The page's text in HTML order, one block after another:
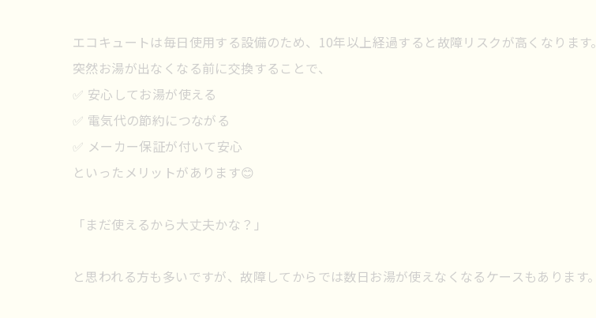
エコキュートは毎日使用する設備のため、10年以上経過すると故障リスクが高くなります。
突然お湯が出なくなる前に交換することで、
✅ 安心してお湯が使える
✅ 電気代の節約につながる
✅ メーカー保証が付いて安心
といったメリットがあります😊
「まだ使えるから大丈夫かな？」
と思われる方も多いですが、故障してからでは数日お湯が使えなくなるケースもあります。